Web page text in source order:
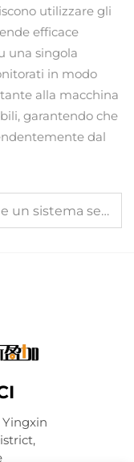
utilizzare gli
efficace
una singola
in modo
alla macchina
garantendo che
dal
Come un sistema senza contanti incentrato sulla fedeltà incoraggia le visite ripetute dei giocatori
Yingxin